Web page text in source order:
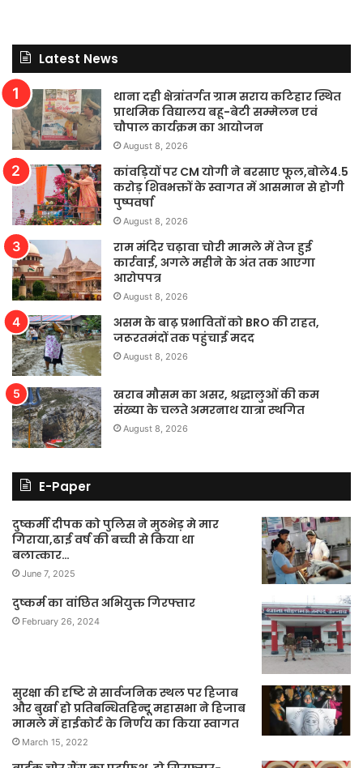
Latest News
थाना दही क्षेत्रांतर्गत ग्राम सराय कटिहार स्थित
प्राथमिक विद्यालय बहू-बेटी सम्मेलन एवं
चौपाल कार्यक्रम का आयोजन
August 8, 2026
कांवड़ियों पर CM योगी ने बरसाए फूल,बोले4.5
करोड़ शिवभक्तों के स्वागत में आसमान से होगी
पुष्पवर्षा
August 8, 2026
राम मंदिर चढ़ावा चोरी मामले में तेज हुई
कार्रवाई, अगले महीने के अंत तक आएगा
आरोपपत्र
August 8, 2026
असम के बाढ़ प्रभावितों को BRO की राहत,
जरूरतमंदों तक पहुंचाई मदद
August 8, 2026
खराब मौसम का असर, श्रद्धालुओं की कम
संख्या के चलते अमरनाथ यात्रा स्थगित
August 8, 2026
E-Paper
दुष्कर्मी दीपक को पुलिस ने मुठभेड़ मे मार
गिराया,ढाई वर्ष की बच्ची से किया था
बलात्कार…
June 7, 2025
दुष्कर्म का वांछित अभियुक्त गिरफ्तार
February 26, 2024
सुरक्षा की दृष्टि से सार्वजनिक स्थल पर हिजाब
और बुर्खा हो प्रतिबन्धितहिन्दू महासभा ने हिजाब
मामले में हाईकोर्ट के निर्णय का किया स्वागत
March 15, 2022